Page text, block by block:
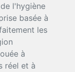
l'hygiène
basée à
les
à
réel et à